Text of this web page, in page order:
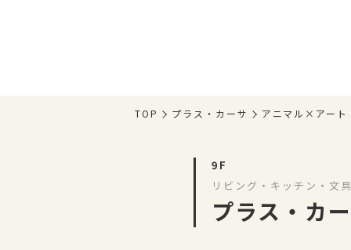
TOP プラス・カーサ アニマル×アー
9F
リビング・キッチン・文
プラス・カ